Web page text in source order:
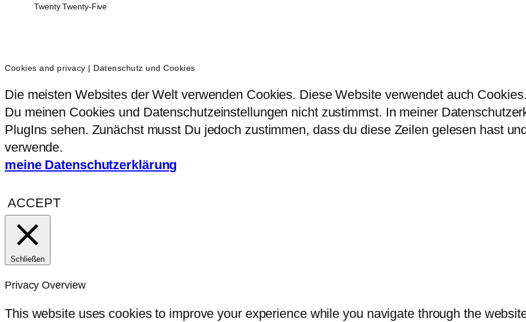
Twenty Twenty-Five
Cookies and privacy | Datenschutz und Cookies
Die meisten Websites der Welt verwenden Cookies. Diese Website verwendet auch
Du meinen Cookies und Datenschutzeinstellungen nicht zustimmst. In meiner
PlugIns sehen. Zunächst musst Du jedoch zustimmen, dass du diese Zeilen gelesen hast
verwende.
meine Datenschutzerklärung
ACCEPT
Schließen
Privacy Overview
This website uses cookies to improve your experience while you navigate through the